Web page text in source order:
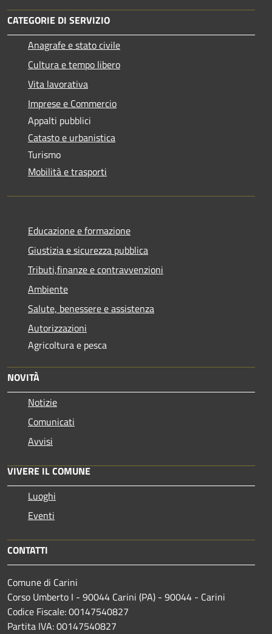
CATEGORIE DI SERVIZIO
Anagrafe e stato civile
Cultura e tempo libero
Vita lavorativa
Imprese e Commercio
Appalti pubblici
Catasto e urbanistica
Turismo
Mobilità e trasporti
Educazione e formazione
Giustizia e sicurezza pubblica
Tributi,finanze e contravvenzioni
Ambiente
Salute, benessere e assistenza
Autorizzazioni
Agricoltura e pesca
NOVITÀ
Notizie
Comunicati
Avvisi
VIVERE IL COMUNE
Luoghi
Eventi
CONTATTI
Comune di Carini
Corso Umberto I - 90044 Carini (PA) - 90044 - Carini
Codice Fiscale: 00147540827
Partita IVA: 00147540827